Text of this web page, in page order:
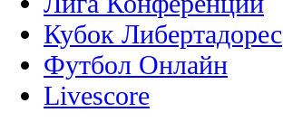
Кубок Либертадорес
Футбол Онлайн
Livescore